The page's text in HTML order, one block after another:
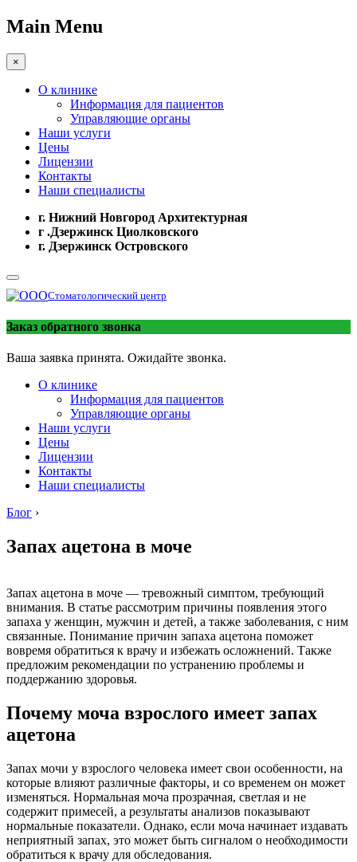
Main Menu
×
О клинике
Информация для пациентов
Управляющие органы
Наши услуги
Цены
Лицензии
Контакты
Наши специалисты
г. Нижний Новгород Архитектурная
г .Дзержинск Циолковского
г. Дзержинск Островского
Стоматологический центр
Заказ обратного звонка
Ваша заявка принята. Ожидайте звонка.
О клинике
Информация для пациентов
Управляющие органы
Наши услуги
Цены
Лицензии
Контакты
Наши специалисты
Блог ›
Запах ацетона в моче
Запах ацетона в моче — тревожный симптом, требующий
внимания. В статье рассмотрим причины появления этого
запаха у женщин, мужчин и детей, а также заболевания, с ним
связанные. Понимание причин запаха ацетона поможет
вовремя обратиться к врачу и избежать осложнений. Также
предложим рекомендации по устранению проблемы и
поддержанию здоровья.
Почему моча взрослого имеет запах
ацетона
Запах мочи у взрослого человека имеет свои особенности, на
которые влияют различные факторы, и со временем он может
изменяться. Нормальная моча прозрачная, светлая и не
содержит примесей, а результаты анализов показывают
нормальные показатели. Однако, если моча начинает издавать
неприятный запах, это может быть сигналом о необходимости
обратиться к врачу для обследования.